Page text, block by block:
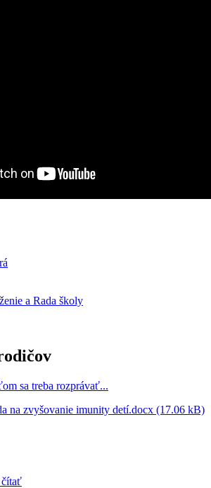
a Rada školy
sa treba rozprávať...
na zvyšovanie imunity detí.docx (17.06 kB)
čítať